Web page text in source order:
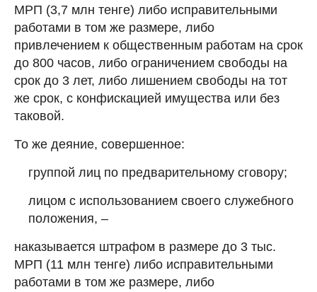
МРП (3,7 млн тенге) либо исправительными
работами в том же размере, либо
привлечением к общественным работам на срок
до 800 часов, либо ограничением свободы на
срок до 3 лет, либо лишением свободы на тот
же срок, с конфискацией имущества или без
таковой.
То же деяние, совершенное:
группой лиц по предварительному сговору;
лицом с использованием своего служебного
положения, –
наказывается штрафом в размере до 3 тыс.
МРП (11 млн тенге) либо исправительными
работами в том же размере, либо